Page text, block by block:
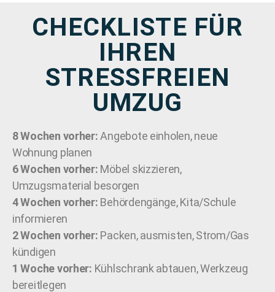
CHECKLISTE FÜR
IHREN
STRESSFREIEN
UMZUG
8 Wochen vorher: Angebote einholen, neue
Wohnung planen
6 Wochen vorher: Möbel skizzieren,
Umzugsmaterial besorgen
4 Wochen vorher: Behördengänge, Kita/Schule
informieren
2 Wochen vorher: Packen, ausmisten, Strom/Gas
kündigen
1 Woche vorher: Kühlschrank abtauen, Werkzeug
bereitlegen